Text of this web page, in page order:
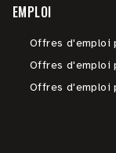
EMPLOI
Offres d'emploi
Offres d'emploi
Offres d'emploi